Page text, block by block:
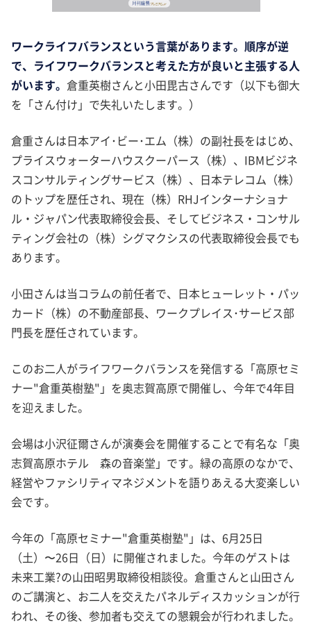
ワークライフバランスという言葉があります。順序が逆
で、ライフワークバランスと考えた方が良いと主張する人
がいます。 倉重英樹さんと小田毘古さんです（以下も御大
を「さん付け」で失礼いたします。）
倉重さんは日本アイ･ビー･エム（株）の副社長をはじめ、
プライスウォーターハウスクーパース（株）、IBMビジネ
スコンサルティングサービス（株）、日本テレコム（株）
のトップを歴任され、現在（株）RHJインターナショナ
ル・ジャパン代表取締役会長、そしてビジネス・コンサル
ティング会社の（株）シグマクシスの代表取締役会長でも
あります。
小田さんは当コラムの前任者で、日本ヒューレット・パッ
カード（株）の不動産部長、ワークプレイス･サービス部
門長を歴任されています。
このお二人がライフワークバランスを発信する「高原セミ
ナー"倉重英樹塾"」を奥志賀高原で開催し、今年で4年目
を迎えました。
会場は小沢征爾さんが演奏会を開催することで有名な「奥
志賀高原ホテル 森の音楽堂」です。緑の高原のなかで、
経営やファシリティマネジメントを語りあえる大変楽しい
会です。
今年の「高原セミナー"倉重英樹塾"」は、6月25日
（土）〜26日（日）に開催されました。今年のゲストは
未来工業?の山田昭男取締役相談役。倉重さんと山田さん
のご講演と、お二人を交えたパネルディスカッションが行
われ、その後、参加者も交えての懇親会が行われました。